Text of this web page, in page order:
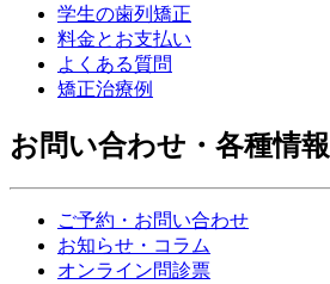
学生の歯列矯正
料金とお支払い
よくある質問
矯正治療例
お問い合わせ・各種情報
ご予約・お問い合わせ
お知らせ・コラム
オンライン問診票